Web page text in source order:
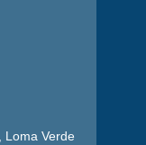
Loma Verde